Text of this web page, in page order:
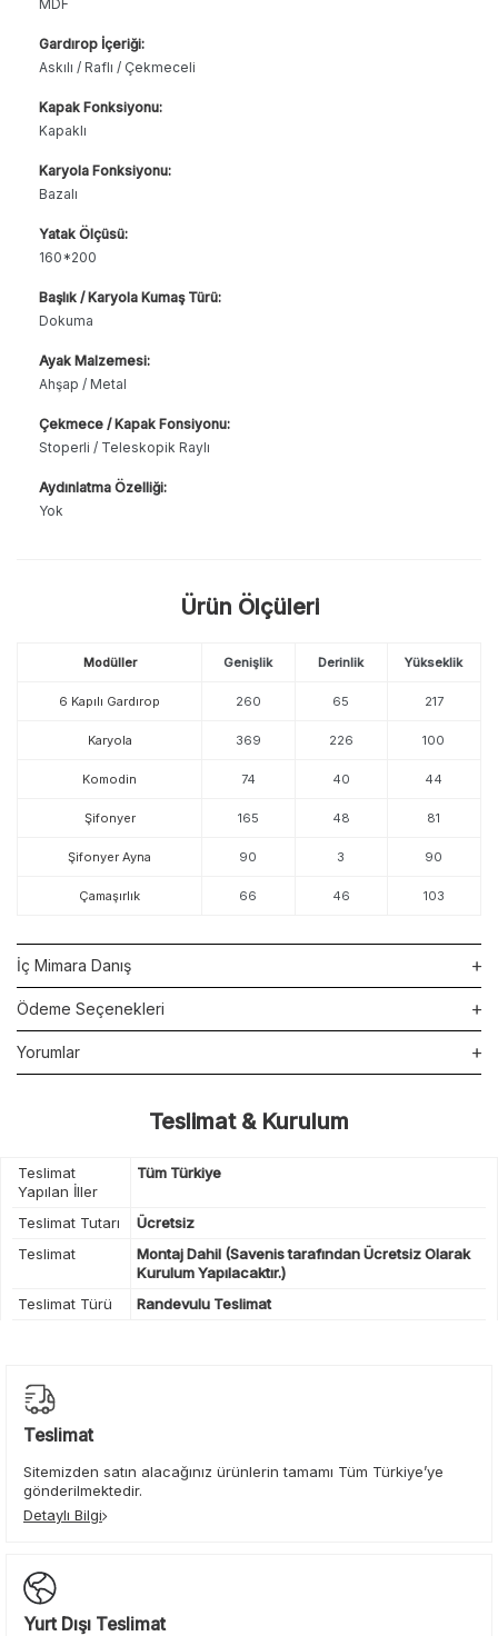
MDF
Gardırop İçeriği:
Askılı / Raflı / Çekmeceli
Kapak Fonksiyonu:
Kapaklı
Karyola Fonksiyonu:
Bazalı
Yatak Ölçüsü:
160*200
Başlık / Karyola Kumaş Türü:
Dokuma
Ayak Malzemesi:
Ahşap / Metal
Çekmece / Kapak Fonsiyonu:
Stoperli / Teleskopik Raylı
Aydınlatma Özelliği:
Yok
Ürün Ölçüleri
Modüller Genişlik Derinlik Yükseklik
6 Kapılı Gardırop 260 65 217
Karyola 369 226 100
Komodin 74 40 44
Şifonyer 165 48 81
Şifonyer Ayna 90 3 90
Çamaşırlık 66 46 103
İç Mimara Danış
Ödeme Seçenekleri
Yorumlar
Teslimat & Kurulum
Teslimat
Yapılan İller
Tüm Türkiye
Teslimat Tutarı
Ücretsiz
Teslimat
Montaj Dahil (Savenis tarafından Ücretsiz Olarak
Kurulum Yapılacaktır.)
Teslimat Türü
Randevulu Teslimat
Teslimat
Sitemizden satın alacağınız ürünlerin tamamı Tüm Türkiye’ye
gönderilmektedir.
Detaylı Bilgi
Yurt Dışı Teslimat